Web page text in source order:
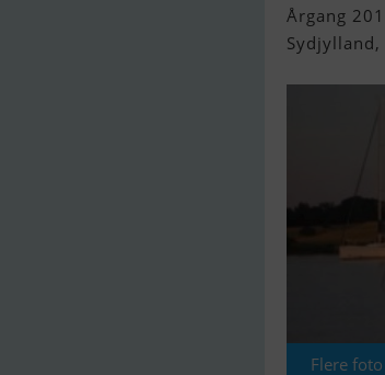
Årgang
Sydjylland,
Flere foto